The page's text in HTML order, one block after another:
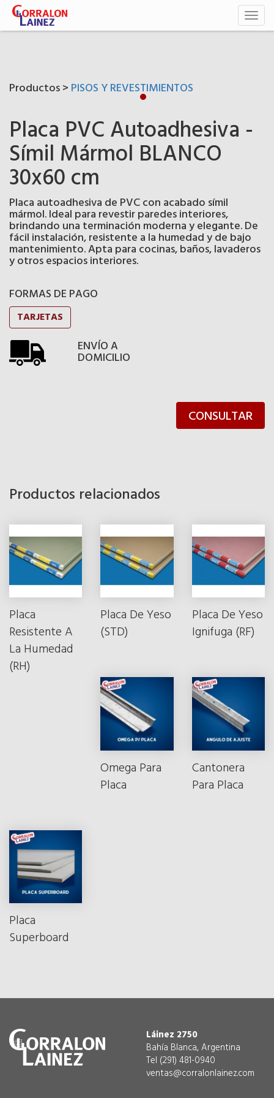
Productos > PISOS Y REVESTIMIENTOS
Placa PVC Autoadhesiva -
Símil Mármol BLANCO
30x60 cm
Placa autoadhesiva de PVC con acabado símil
mármol. Ideal para revestir paredes interiores,
brindando una terminación moderna y elegante. De
fácil instalación, resistente a la humedad y de bajo
mantenimiento. Apta para cocinas, baños, lavaderos
y otros espacios interiores.
FORMAS DE PAGO
TARJETAS
ENVÍO A
DOMICILIO
CONSULTAR
Productos relacionados
Placa
Resistente A
La Humedad
(RH)
Placa De Yeso
(STD)
Placa De Yeso
Ignifuga (RF)
Omega Para
Placa
Cantonera
Para Placa
Placa
Superboard
Láinez 2750
Bahía Blanca, Argentina
Tel (291) 481-0940
ventas@corralonlainez.com